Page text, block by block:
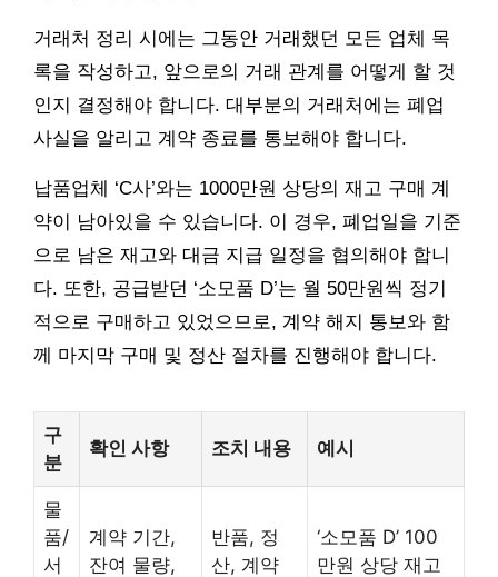
거래처 정리 시에는 그동안 거래했던 모든 업체 목
록을 작성하고, 앞으로의 거래 관계를 어떻게 할 것
인지 결정해야 합니다. 대부분의 거래처에는 폐업
사실을 알리고 계약 종료를 통보해야 합니다.
납품업체 ‘C사’와는 1000만원 상당의 재고 구매 계
약이 남아있을 수 있습니다. 이 경우, 폐업일을 기준
으로 남은 재고와 대금 지급 일정을 협의해야 합니
다. 또한, 공급받던 ‘소모품 D’는 월 50만원씩 정기
적으로 구매하고 있었으므로, 계약 해지 통보와 함
께 마지막 구매 및 정산 절차를 진행해야 합니다.
구
분
확인 사항 조치 내용 예시
물
품/
서
계약 기간,
잔여 물량,
반품, 정
산, 계약
‘소모품 D’ 100
만원 상당 재고